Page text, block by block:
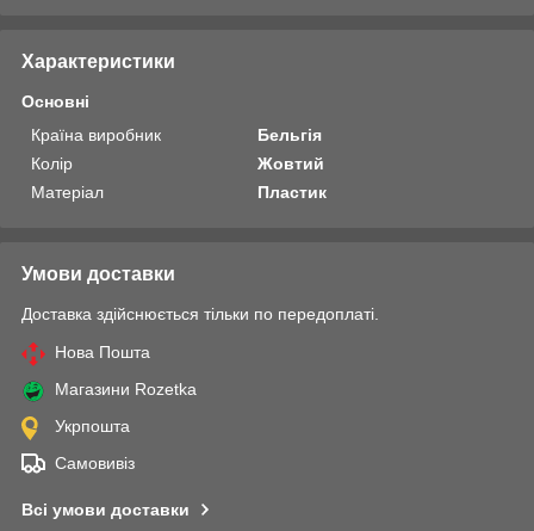
Характеристики
Основні
Країна виробник
Бельгія
Колір
Жовтий
Матеріал
Пластик
Умови доставки
Доставка здійснюється тільки по передоплаті.
Нова Пошта
Магазини Rozetka
Укрпошта
Самовивіз
Всі умови доставки